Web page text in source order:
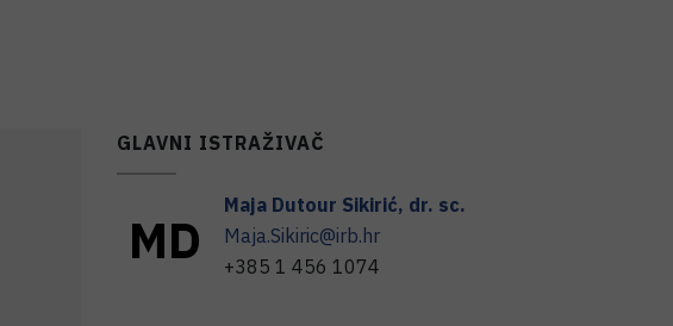
GLAVNI ISTRAŽIVAČ
MD
Maja Dutour Sikirić, dr. sc.
Maja.Sikiric@irb.hr
+385 1 456 1074